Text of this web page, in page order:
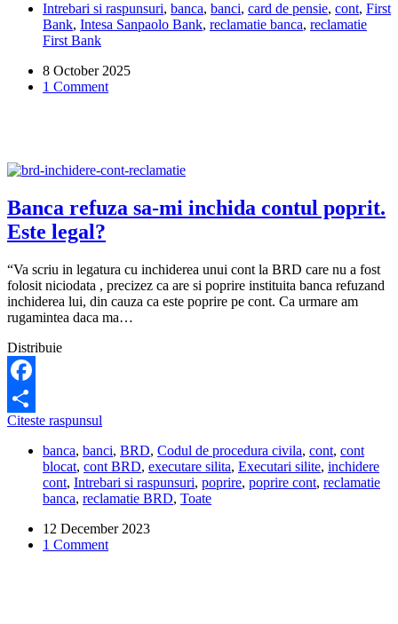
a
fost
Intesa,
mai
Intrebari si raspunsuri, banca, banci, card de pensie, cont, First
Bank, Intesa Sanpaolo Bank, reclamatie banca, reclamatie
First Bank
8 October 2025
1 Comment
Banca refuza sa-mi inchida contul poprit.
Este legal?
“Va scriu in legatura cu inchiderea unui cont la BRD care nu a fost
folosit niciodata , precizez ca are si poprire instituita banca refuzand
inchiderea lui, din cauza ca este poprire pe cont. Ca urmare am
rugamintea daca ma…
Distribuie
Facebook
Share
Citeste raspunsul
sa-
mi
inchida
contul
Este
legal?
banca, banci, BRD, Codul de procedura civila, cont, cont
blocat, cont BRD, executare silita, Executari silite, inchidere
cont, Intrebari si raspunsuri, poprire, poprire cont, reclamatie
banca, reclamatie BRD, Toate
12 December 2023
1 Comment